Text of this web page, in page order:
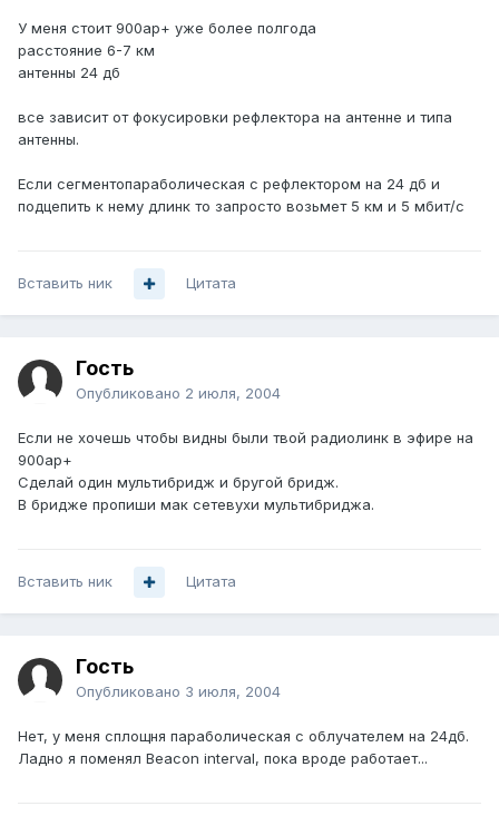
У меня стоит 900ap+ уже более полгода
расстояние 6-7 км
антенны 24 дб
все зависит от фокусировки рефлектора на антенне и типа
антенны.
Если сегментопараболическая с рефлектором на 24 дб и
подцепить к нему длинк то запросто возьмет 5 км и 5 мбит/с
Вставить ник Цитата
Гость
Опубликовано 2 июля, 2004
Если не хочешь чтобы видны были твой радиолинк в эфире на
900ap+
Сделай один мультибридж и бругой бридж.
В бридже пропиши мак сетевухи мультибриджа.
Вставить ник Цитата
Гость
Опубликовано 3 июля, 2004
Нет, у меня сплощня параболическая с облучателем на 24дб.
Ладно я поменял Beacon interval, пока вроде работает...